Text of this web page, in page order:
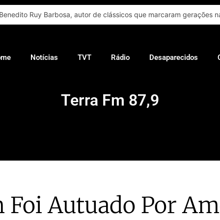
Ruy Barbosa, autor de clássicos que marcaram gerações
Notícias TVT Rádio Desaparecidos
Terra Fm 87,9
Foi Autuado Por